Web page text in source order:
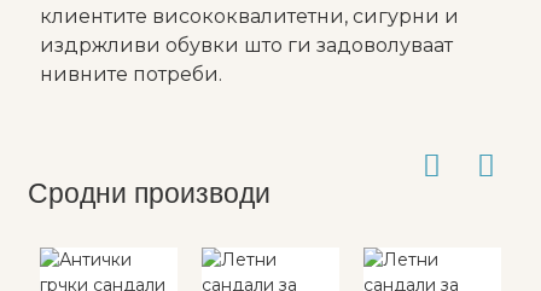
клиентите висококвалитетни, сигурни и
издржливи обувки што ги задоволуваат
нивните потреби.
Сродни производи